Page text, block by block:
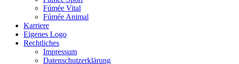
Fúmée Vital
Fúmée Animal
Karriere
Eigenes Logo
Rechtliches
Impressum
Datenschutzerklärung